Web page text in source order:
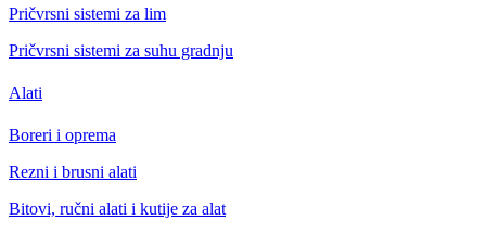
Pričvrsni sistemi za lim
Pričvrsni sistemi za suhu gradnju
Alati
Boreri i oprema
Rezni i brusni alati
Bitovi, ručni alati i kutije za alat